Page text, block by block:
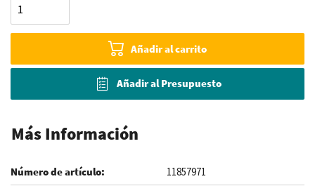
Añadir al carrito
Añadir al Presupuesto
Más Información
11857971